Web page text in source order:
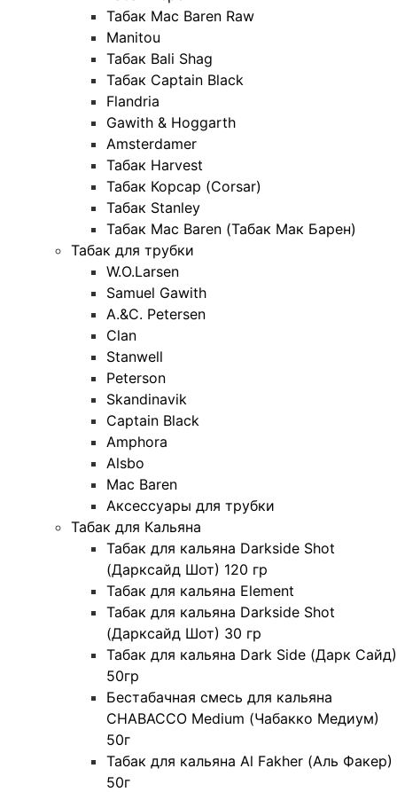
Табак Mac Baren Raw
Manitou
Табак Bali Shag
Табак Captain Black
Flandria
Gawith & Hoggarth
Amsterdamer
Табак Harvest
Табак Корсар (Corsar)
Табак Stanley
Табак Mac Baren (Табак Мак Барен)
Табак для трубки
W.O.Larsen
Samuel Gawith
A.&C. Petersen
Clan
Stanwell
Peterson
Skandinavik
Captain Black
Amphora
Alsbo
Mac Baren
Аксессуары для трубки
Табак для Кальяна
Табак для кальяна Darkside Shot
(Дарксайд Шот) 120 гр
Табак для кальяна Element
Табак для кальяна Darkside Shot
(Дарксайд Шот) 30 гр
Табак для кальяна Dark Side (Дарк Сайд)
50гр
Бестабачная смесь для кальяна
CHABACCO Medium (Чабакко Медиум)
50г
Табак для кальяна Al Fakher (Аль Факер)
50г